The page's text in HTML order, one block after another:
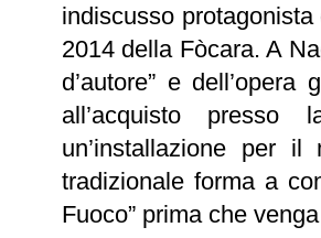
indiscusso
2014 della Fòcara. A
d’autore” e
all’acquisto presso
un’installazione per il
tradizionale forma a
Fuoco” prima che